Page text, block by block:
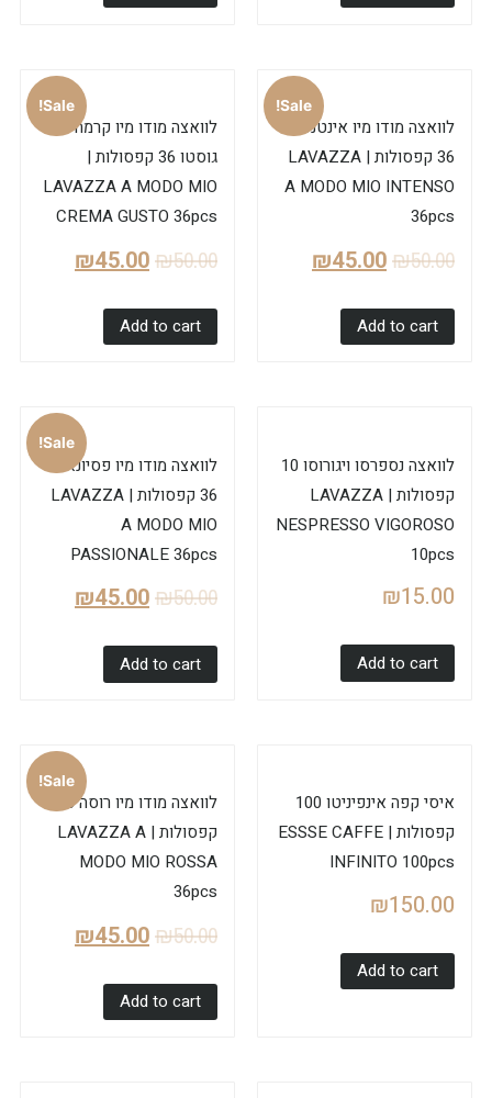
Sale!
לוואצה מודו מיו אינטנסו
36 קפסולות | LAVAZZA
A MODO MIO INTENSO
36pcs
₪50.00
₪45.00
Add to cart
Sale!
לוואצה מודו מיו קרמה
גוסטו 36 קפסולות |
LAVAZZA A MODO MIO
CREMA GUSTO 36pcs
₪50.00
₪45.00
Add to cart
לוואצה נספרסו ויגורוסו 10
קפסולות | LAVAZZA
NESPRESSO VIGOROSO
10pcs
₪15.00
Add to cart
Sale!
לוואצה מודו מיו פסיונאל
36 קפסולות | LAVAZZA
A MODO MIO
PASSIONALE 36pcs
₪50.00
₪45.00
Add to cart
איסי קפה אינפיניטו 100
קפסולות | ESSSE CAFFE
INFINITO 100pcs
₪150.00
Add to cart
Sale!
לוואצה מודו מיו רוסה 36
קפסולות | LAVAZZA A
MODO MIO ROSSA
36pcs
₪50.00
₪45.00
Add to cart